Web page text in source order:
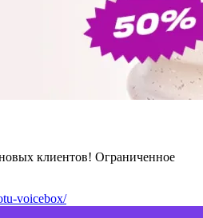
клиентов! Ограниченное
voicebox/